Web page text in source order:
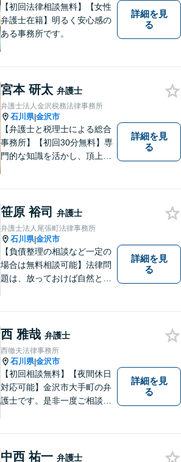
【初回法律相談無料】【女性
弁護士在籍】明るく安心感の
ある事務所です。
詳細を見
る
宮本 研太 弁護士
弁護士法人金沢税務法律事務所
石川県|金沢市
【弁護士と税理士による総合
事務所】【初回30分無料】専
門的な知識を活かし、頂上＝
ジあります。
詳細を見
る
笹原 裕司 弁護士
弁護士法人尾張町法律事務所
石川県|金沢市
【負債整理の相談など一定の
場合は無料相談可能】法律問
題は、放っておけば自然と解
なります。 お気軽にご相談く
ださい。
詳細を見
る
西 雅哉 弁護士
西徹夫法律事務所
石川県|金沢市
【初回相談無料】【夜間休日
対応可能】金沢市大手町の弁
護士です。是非一度ご相談く
詳細を見
る
中西 祐一 弁護士